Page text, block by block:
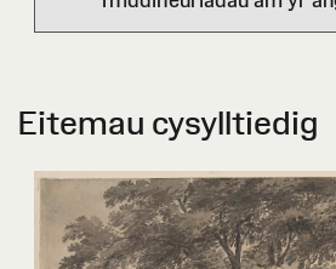
Eitemau cysylltiedig